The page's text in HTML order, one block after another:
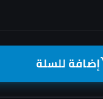
إضافة للسلة